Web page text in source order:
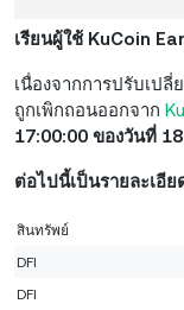
เรียนผู้ใช้ KuCoin
เนื่องจากการปรับเ
ถูกเพิกถอนออกจาก
17:00:00 ของวันที่
ต่อไปนี้เป็นรายละเอีย
สินทรัพย์
DFI
DFI